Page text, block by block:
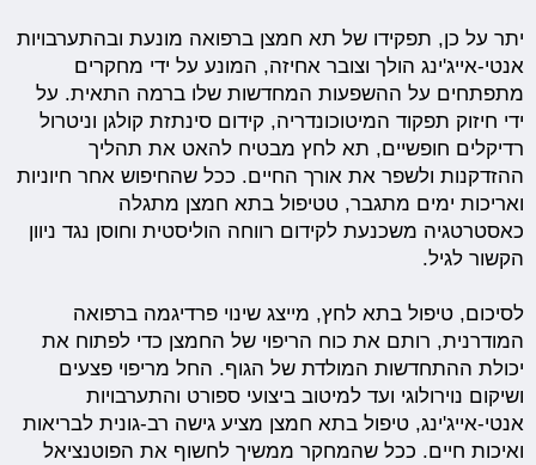
יתר על כן, תפקידו של תא חמצן ברפואה מונעת ובהתערבויות
אנטי-אייג'ינג הולך וצובר אחיזה, המונע על ידי מחקרים
מתפתחים על ההשפעות המחדשות שלו ברמה התאית. על
ידי חיזוק תפקוד המיטוכונדריה, קידום סינתזת קולגן וניטרול
רדיקלים חופשיים, תא לחץ מבטיח להאט את תהליך
ההזדקנות ולשפר את אורך החיים. ככל שהחיפוש אחר חיוניות
ואריכות ימים מתגבר, טטיפול בתא חמצן מתגלה
כאסטרטגיה משכנעת לקידום רווחה הוליסטית וחוסן נגד ניוון
הקשור לגיל.
לסיכום, טיפול בתא לחץ, מייצג שינוי פרדיגמה ברפואה
המודרנית, רותם את כוח הריפוי של החמצן כדי לפתוח את
יכולת ההתחדשות המולדת של הגוף. החל מריפוי פצעים
ושיקום נוירולוגי ועד למיטוב ביצועי ספורט והתערבויות
אנטי-אייג'ינג, טיפול בתא חמצן מציע גישה רב-גונית לבריאות
ואיכות חיים. ככל שהמחקר ממשיך לחשוף את הפוטנציאל